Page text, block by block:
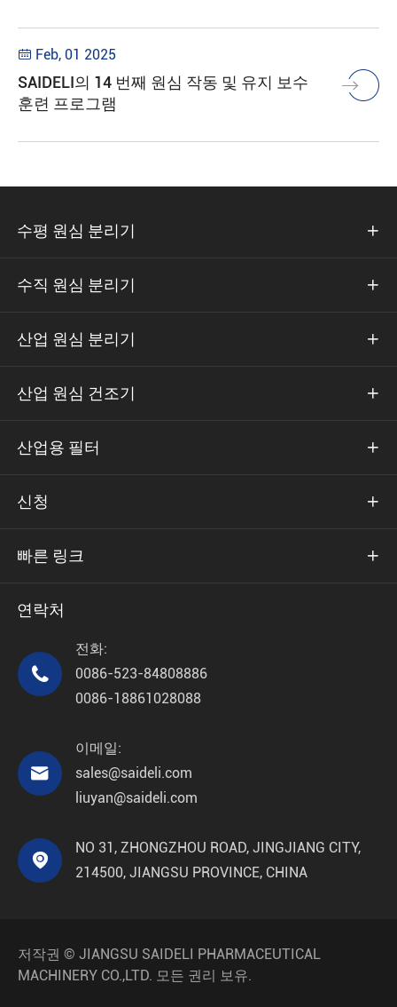
 Feb, 01 2025
SAIDELI의 14 번째 원심 작동 및 유지 보수
훈련 프로그램
수평 원심 분리기 
수직 원심 분리기 
산업 원심 분리기 
산업 원심 건조기 
산업용 필터 
신청 
빠른 링크 
연락처

전화:
0086-523-84808886
0086-18861028088

이메일:
sales@saideli.com
liuyan@saideli.com

NO 31, ZHONGZHOU ROAD, JINGJIANG CITY,
214500, JIANGSU PROVINCE, CHINA
저작권 © JIANGSU SAIDELI PHARMACEUTICAL
MACHINERY CO.,LTD. 모든 권리 보유.